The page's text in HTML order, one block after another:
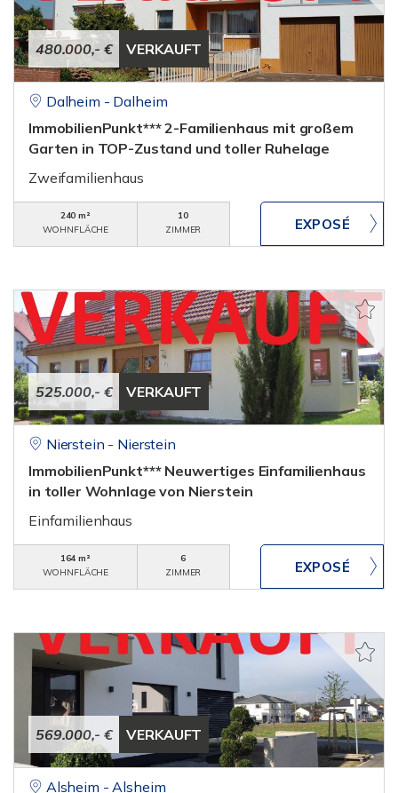
480.000,- € VERKAUFT
Dalheim - Dalheim
ImmobilienPunkt*** 2-Familienhaus mit großem
Garten in TOP-Zustand und toller Ruhelage
Zweifamilienhaus
240 m²
WOHNFLÄCHE
10
ZIMMER
525.000,- € VERKAUFT
Nierstein - Nierstein
ImmobilienPunkt*** Neuwertiges Einfamilienhaus
in toller Wohnlage von Nierstein
Einfamilienhaus
164 m²
WOHNFLÄCHE
6
ZIMMER
569.000,- € VERKAUFT
Alsheim - Alsheim